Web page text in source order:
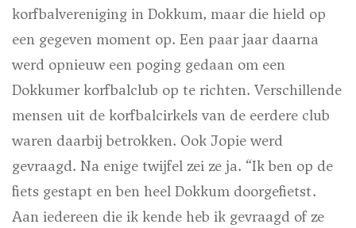
korfbalvereniging in Dokkum, maar die hield op
een gegeven moment op. Een paar jaar daarna
werd opnieuw een poging gedaan om een
Dokkumer korfbalclub op te richten. Verschillende
mensen uit de korfbalcirkels van de eerdere club
waren daarbij betrokken. Ook Jopie werd
gevraagd. Na enige twijfel zei ze ja. “Ik ben op de
fiets gestapt en ben heel Dokkum doorgefietst.
Aan iedereen die ik kende heb ik gevraagd of ze